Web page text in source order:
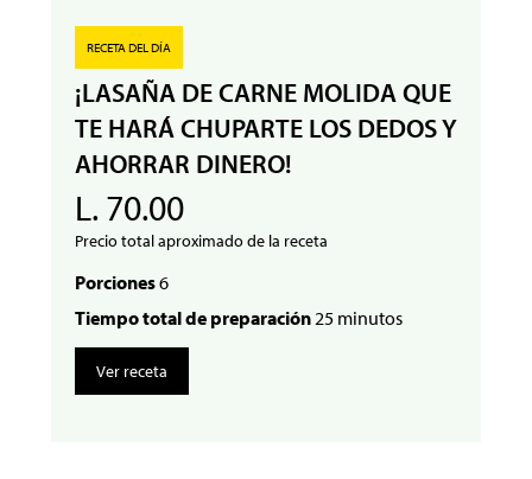
RECETA DEL DÍA
¡LASAÑA DE CARNE MOLIDA QUE
TE HARÁ CHUPARTE LOS DEDOS Y
AHORRAR DINERO!
L. 70.00
Precio total aproximado de la receta
Porciones6
Tiempo total de preparación25 minutos
Ver receta